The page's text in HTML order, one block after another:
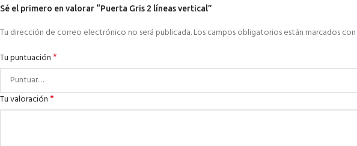
Sé el primero en valorar “Puerta Gris 2 líneas vertical”
Tu dirección de correo electrónico no será publicada.Los campos obligatorios están marcados con
Tu puntuación*
Tu valoración*